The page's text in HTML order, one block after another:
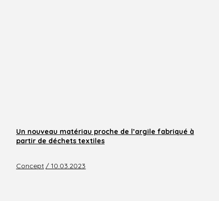
Un nouveau matériau proche de l’argile fabriqué à
partir de déchets textiles
Concept / 10.03.2023